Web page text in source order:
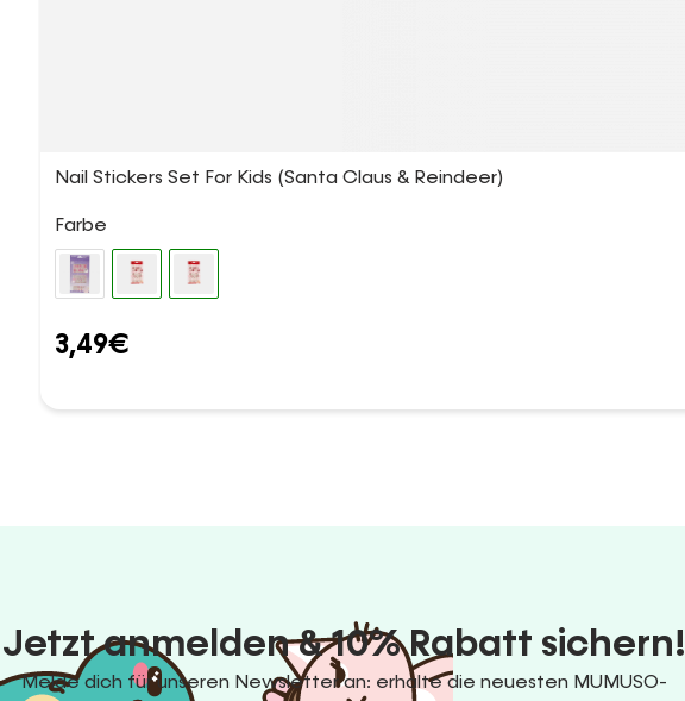
Nail Stickers Set For Kids (Santa Claus & Reindeer)
Farbe
3,49€
Jetzt anmelden & 10% Rabatt sichern!
Melde dich für unseren Newsletter an: erhalte die neuesten MUMUSO-